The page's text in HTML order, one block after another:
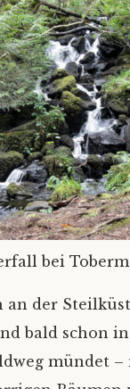
bei
an der
bald schon
mündet –